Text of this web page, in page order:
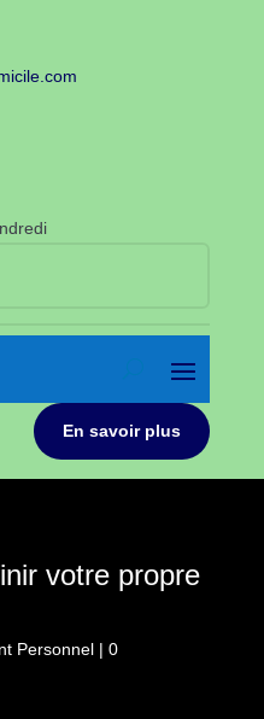
En savoir plus
votre propre
Personnel| 0